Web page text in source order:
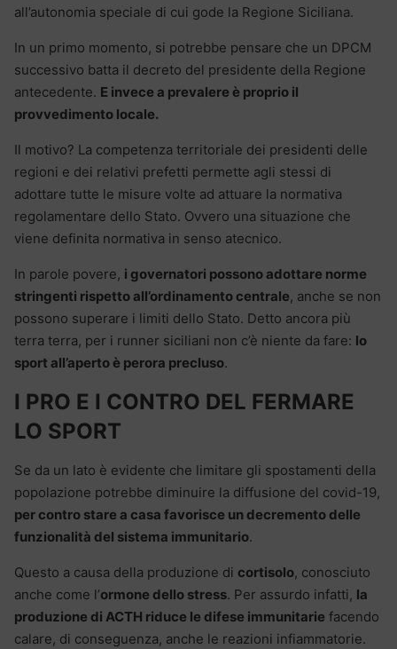
all’autonomia speciale di cui gode la Regione Siciliana.
In un primo momento, si potrebbe pensare che un DPCM
successivo batta il decreto del presidente della Regione
antecedente. E invece a prevalere è proprio il
provvedimento locale.
Il motivo? La competenza territoriale dei presidenti delle
regioni e dei relativi prefetti permette agli stessi di
adottare tutte le misure volte ad attuare la normativa
regolamentare dello Stato. Ovvero una situazione che
viene definita normativa in senso atecnico.
In parole povere, i governatori possono adottare norme
stringenti rispetto all’ordinamento centrale, anche se non
possono superare i limiti dello Stato. Detto ancora più
terra terra, per i runner siciliani non c’è niente da fare: lo
sport all’aperto è perora precluso.
I PRO E I CONTRO DEL FERMARE
LO SPORT
Se da un lato è evidente che limitare gli spostamenti della
popolazione potrebbe diminuire la diffusione del covid-19,
per contro stare a casa favorisce un decremento delle
funzionalità del sistema immunitario.
Questo a causa della produzione di cortisolo, conosciuto
anche come l’ormone dello stress. Per assurdo infatti, la
produzione di ACTH riduce le difese immunitarie facendo
calare, di conseguenza, anche le reazioni infiammatorie.